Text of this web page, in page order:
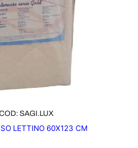
SAGI.LUX
LETTINO 60X123 CM